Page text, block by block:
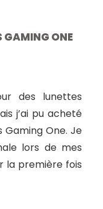
GAMING ONE
des lunettes
j’ai pu acheté
Gaming One. Je
lors de mes
la première fois